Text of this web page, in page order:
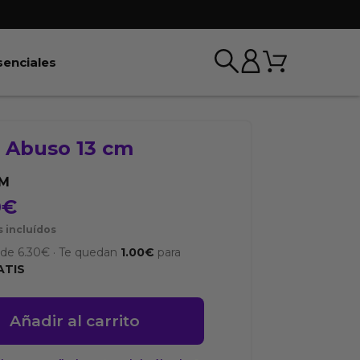
& Bondage Carrito
13 cm
€
incluídos
6.30€ ·Te quedan 1.00€ para
Añadir al carrito